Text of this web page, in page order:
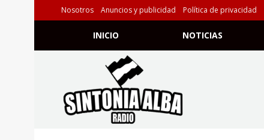
Nosotros Anuncios y publicidad Política de privacidad
INICIO NOTICIAS